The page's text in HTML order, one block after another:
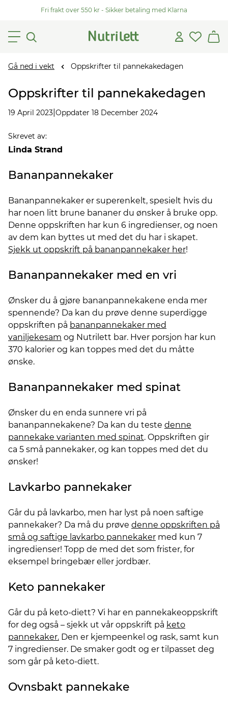
Fri frakt over 550 kr - Sikker betaling med Klarna
Gå ned i vekt Oppskrifter til pannekakedagen
Oppskrifter til pannekakedagen
19 April 2023 Oppdater 18 December 2024
Skrevet av:
Linda Strand
Bananpannekaker
Bananpannekaker er superenkelt, spesielt hvis du
har noen litt brune bananer du ønsker å bruke opp.
Denne oppskriften har kun 6 ingredienser, og noen
av dem kan byttes ut med det du har i skapet.
Sjekk ut oppskrift på bananpannekaker her!
Bananpannekaker med en vri
Ønsker du å gjøre bananpannekakene enda mer
spennende? Da kan du prøve denne superdigge
oppskriften på bananpannekaker med
vaniljekesam og Nutrilett bar. Hver porsjon har kun
370 kalorier og kan toppes med det du måtte
ønske.
Bananpannekaker med spinat
Ønsker du en enda sunnere vri på
bananpannekakene? Da kan du teste denne
pannekake varianten med spinat. Oppskriften gir
ca 5 små pannekaker, og kan toppes med det du
ønsker!
Lavkarbo pannekaker
Går du på lavkarbo, men har lyst på noen saftige
pannekaker? Da må du prøve denne oppskriften på
små og saftige lavkarbo pannekaker med kun 7
ingredienser! Topp de med det som frister, for
eksempel bringebær eller jordbær.
Keto pannekaker
Går du på keto-diett? Vi har en pannekakeoppskrift
for deg også – sjekk ut vår oppskrift på keto
pannekaker. Den er kjempeenkel og rask, samt kun
7 ingredienser. De smaker godt og er tilpasset deg
som går på keto-diett.
Ovnsbakt pannekake